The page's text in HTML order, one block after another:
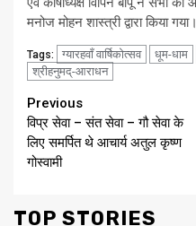
मनोज मोहन शास्त्री द्वारा किया गया।
Tags: ग्यारहवाँ वार्षिकोत्सव धूम-धाम
श्रीहनुमद्-आराधन
Continue
Reading
Previous
विप्र सेवा – संत सेवा – गौ सेवा के
लिए समर्पित थे आचार्य अतुल कृष्ण
गोस्वामी
TOP STORIES